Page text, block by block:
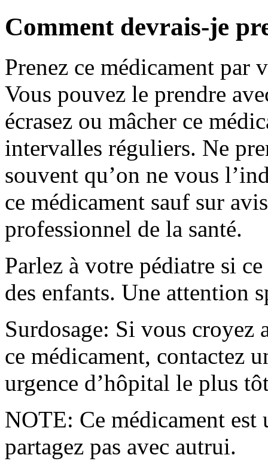
Comment devrais-je
Prenez ce médicament par
Vous pouvez le prendre
écrasez ou mâcher ce
intervalles réguliers. Ne
souvent qu’on ne vous
ce médicament sauf sur
professionnel de la santé.
Parlez à votre pédiatre si
des enfants. Une attention
Surdosage: Si vous croyez
ce médicament, contactez
urgence d’hôpital le plus
NOTE: Ce médicament
partagez pas avec autrui.